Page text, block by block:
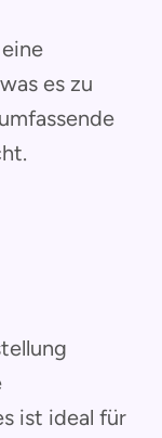
es zu
ist ideal für